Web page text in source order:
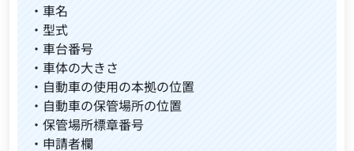
・車名
・型式
・車台番号
・車体の大きさ
・自動車の使用の本拠の位置
・自動車の保管場所の位置
・保管場所標章番号
・申請者欄